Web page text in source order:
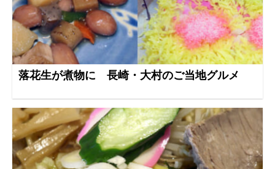
落花生が煮物に 長崎・大村のご当地グルメ